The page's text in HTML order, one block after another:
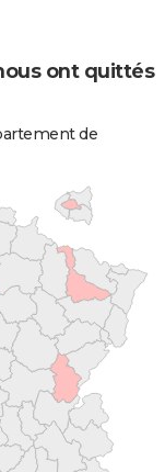
ont quittés
de